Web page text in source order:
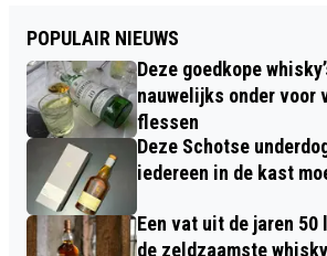
POPULAIR NIEUWS
Deze goedkope
nauwelijks onder voor
flessen
Deze Schotse
iedereen in de kast
Een vat uit de jaren 50
de zeldzaamste